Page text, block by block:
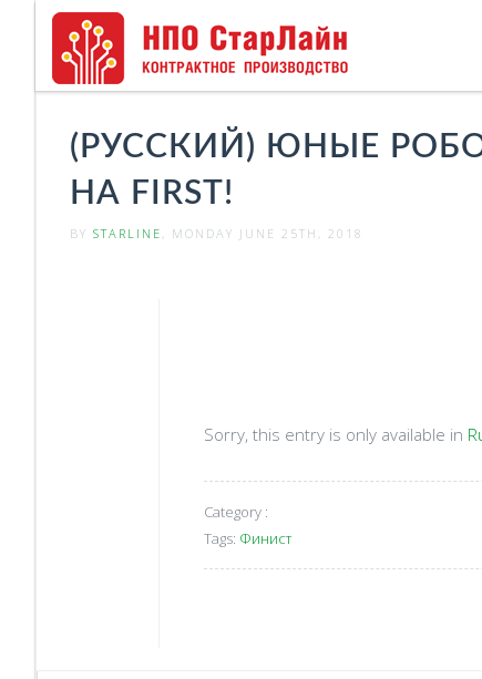
(РУССКИЙ) ЮНЫЕ
НА FIRST!
BY STARLINE , MONDAY JUNE 25TH, 2018
Sorry, this entry is only available in
Category :
Tags: Финист